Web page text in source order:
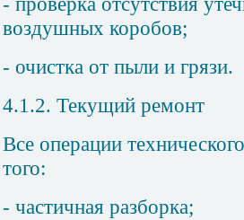
воздушных коробов;
- очистка от пыли и грязи.
4.1.2. Текущий ремонт
Все операции
того:
- частичная разборка;